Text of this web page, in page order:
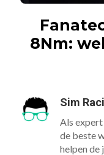
8Nm:
Sim
Als
de beste
helpen de